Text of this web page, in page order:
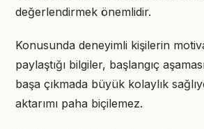
değerlendirmek önemlidir.
Konusunda deneyimli kişilerin
paylaştığı bilgiler, başlangıç
başa çıkmada büyük kolaylık
aktarımı paha biçilemez.